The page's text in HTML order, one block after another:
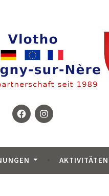
–
und Aubigny-sur-
FacebookInstagram
AKTIVITÄTEN